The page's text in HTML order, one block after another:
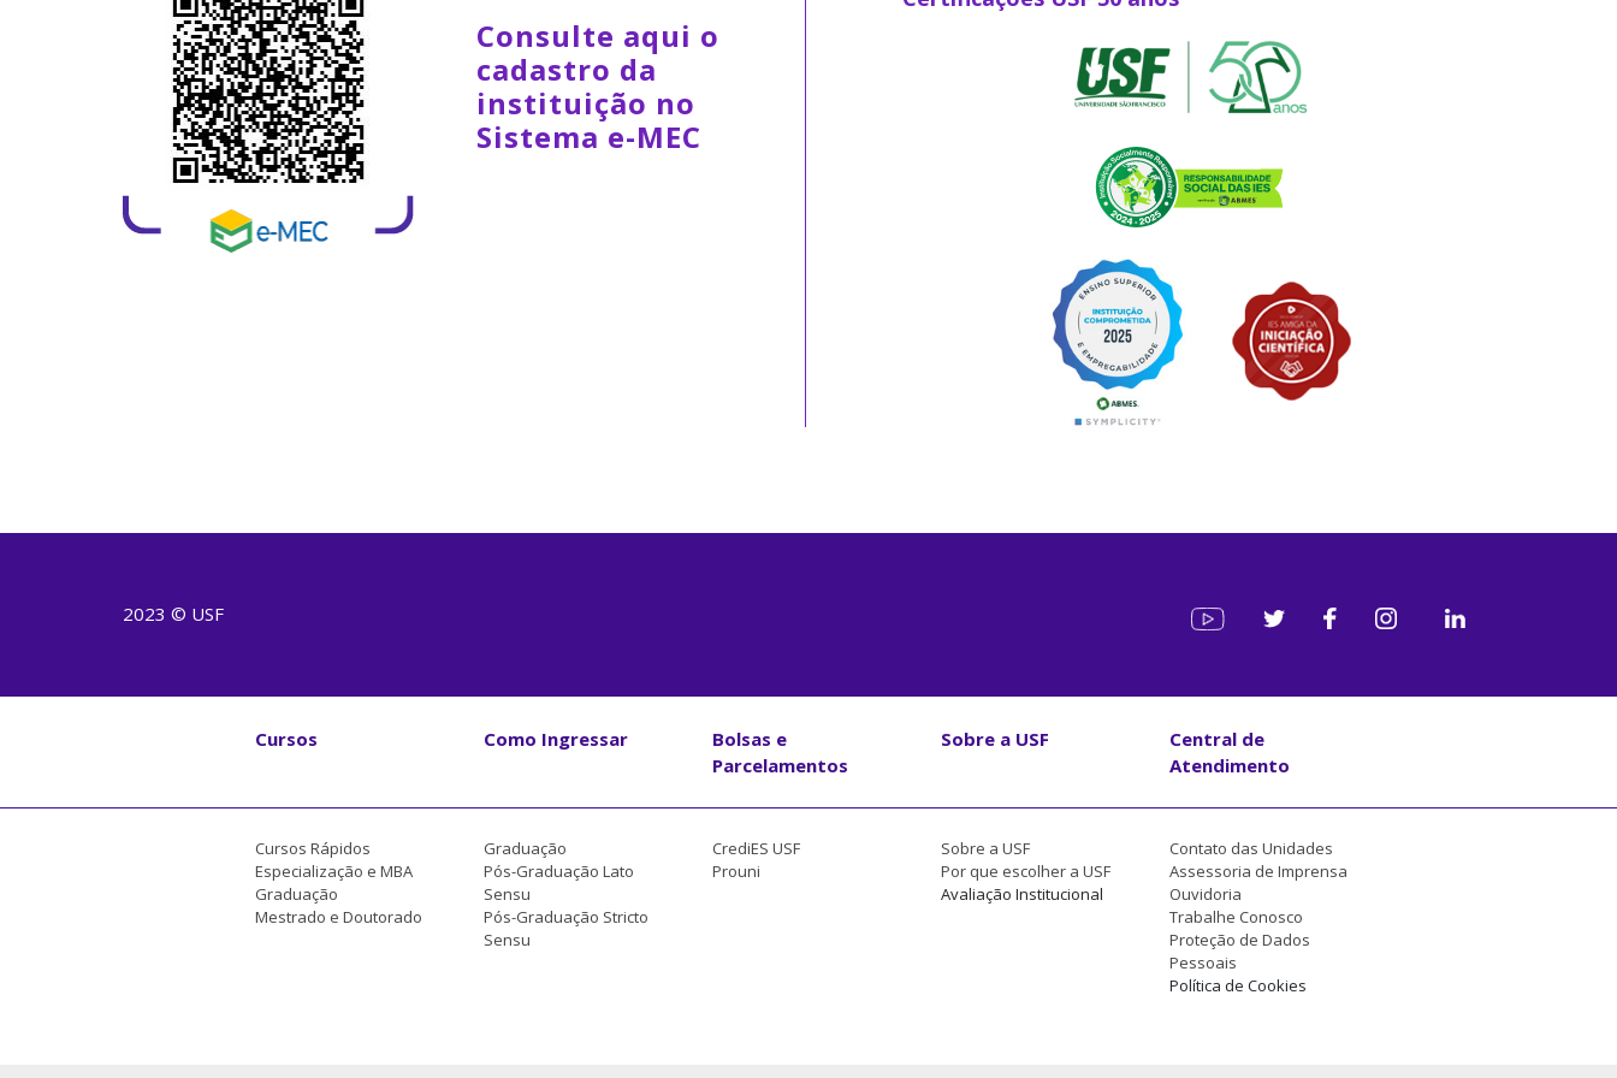
Consulte aqui o
cadastro da
instituição no
Sistema e-MEC
2023 © USF
Cursos Como Ingressar
Bolsas e
Parcelamentos
Sobre a USF
Central de
Atendimento
Cursos Rápidos
Especialização e MBA
Graduação
Mestrado e Doutorado
Graduação
Pós-Graduação Lato
Sensu
Pós-Graduação Stricto
Sensu
CrediES USF
Prouni
Sobre a USF
Por que escolher a USF
Avaliação Institucional
Contato das Unidades
Assessoria de Imprensa
Ouvidoria
Trabalhe Conosco
Proteção de Dados
Pessoais
Política de Cookies